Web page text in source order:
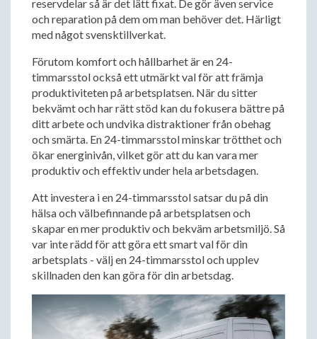
reservdelar så är det lätt fixat. De gör även service
och reparation på dem om man behöver det. Härligt
med något svensktillverkat.
Förutom komfort och hållbarhet är en 24-
timmarsstol också ett utmärkt val för att främja
produktiviteten på arbetsplatsen. När du sitter
bekvämt och har rätt stöd kan du fokusera bättre på
ditt arbete och undvika distraktioner från obehag
och smärta. En 24-timmarsstol minskar trötthet och
ökar energinivån, vilket gör att du kan vara mer
produktiv och effektiv under hela arbetsdagen.
Att investera i en 24-timmarsstol satsar du på din
hälsa och välbefinnande på arbetsplatsen och
skapar en mer produktiv och bekväm arbetsmiljö. Så
var inte rädd för att göra ett smart val för din
arbetsplats - välj en 24-timmarsstol och upplev
skillnaden den kan göra för din arbetsdag.